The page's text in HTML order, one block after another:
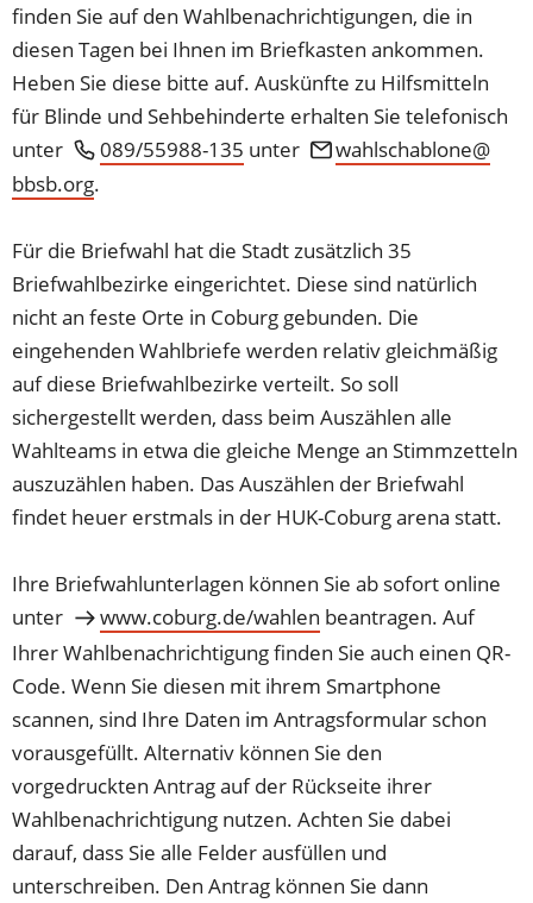
finden Sie auf den Wahlbenachrichtigungen, die in
diesen Tagen bei Ihnen im Briefkasten ankommen.
Heben Sie diese bitte auf. Auskünfte zu Hilfsmitteln
für Blinde und Sehbehinderte erhalten Sie telefonisch
unter
089/55988-135 unter
wahlschablone
bbsb org.
Für die Briefwahl hat die Stadt zusätzlich 35
Briefwahlbezirke eingerichtet. Diese sind natürlich
nicht an feste Orte in Coburg gebunden. Die
eingehenden Wahlbriefe werden relativ gleichmäßig
auf diese Briefwahlbezirke verteilt. So soll
sichergestellt werden, dass beim Auszählen alle
Wahlteams in etwa die gleiche Menge an Stimmzetteln
auszuzählen haben. Das Auszählen der Briefwahl
findet heuer erstmals in der HUK-Coburg arena statt.
Ihre Briefwahlunterlagen können Sie ab sofort online
unter
www.coburg.de/wahlen beantragen. Auf
Ihrer Wahlbenachrichtigung finden Sie auch einen QR-
Code. Wenn Sie diesen mit ihrem Smartphone
scannen, sind Ihre Daten im Antragsformular schon
vorausgefüllt. Alternativ können Sie den
vorgedruckten Antrag auf der Rückseite ihrer
Wahlbenachrichtigung nutzen. Achten Sie dabei
darauf, dass Sie alle Felder ausfüllen und
unterschreiben. Den Antrag können Sie dann